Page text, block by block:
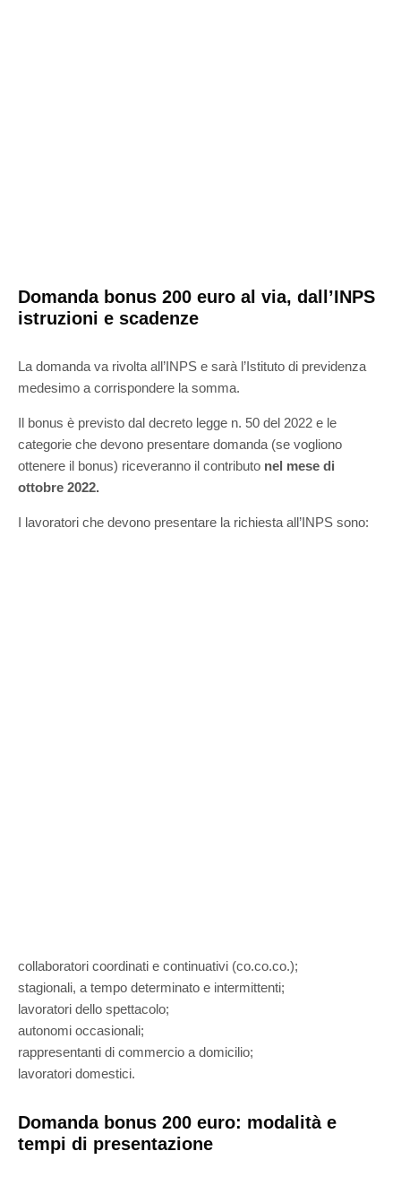
Domanda bonus 200 euro al via, dall’INPS
istruzioni e scadenze
La domanda va rivolta all’INPS e sarà l’Istituto di previdenza
medesimo a corrispondere la somma.
Il bonus è previsto dal decreto legge n. 50 del 2022 e le
categorie che devono presentare domanda (se vogliono
ottenere il bonus) riceveranno il contributo nel mese di
ottobre 2022.
I lavoratori che devono presentare la richiesta all’INPS sono:
collaboratori coordinati e continuativi (co.co.co.);
stagionali, a tempo determinato e intermittenti;
lavoratori dello spettacolo;
autonomi occasionali;
rappresentanti di commercio a domicilio;
lavoratori domestici.
Domanda bonus 200 euro: modalità e
tempi di presentazione